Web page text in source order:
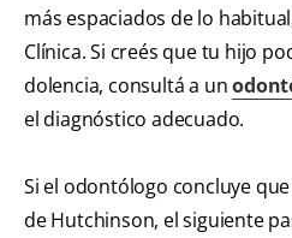
más espaciados de lo
Clínica. Si creés que tu hijo
dolencia, consultá a un
el diagnóstico adecuado.
Si el odontólogo concluye
de Hutchinson, el siguiente